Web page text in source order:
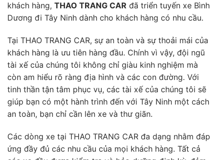
khách hàng, THAO TRANG CAR đã triển tuyến xe Bình
Dương đi Tây Ninh dành cho khách hàng có nhu cầu.
Tại THAO TRANG CAR, sự an toàn và sự thoải mái của
khách hàng là ưu tiên hàng đầu. Chính vì vậy, đội ngũ
tài xế của chúng tôi không chỉ giàu kinh nghiệm mà
còn am hiểu rõ ràng địa hình và các con đường. Với
tinh thần tận tâm phục vụ, các tài xế của chúng tôi sẽ
giúp bạn có một hành trình đến với Tây Ninh một cách
an toàn, bạn chỉ cần lên xe và thư giãn.
Các dòng xe tại THAO TRANG CAR đa dạng nhằm đáp
ứng đầy đủ các nhu cầu của mọi khách hàng. Tất cả